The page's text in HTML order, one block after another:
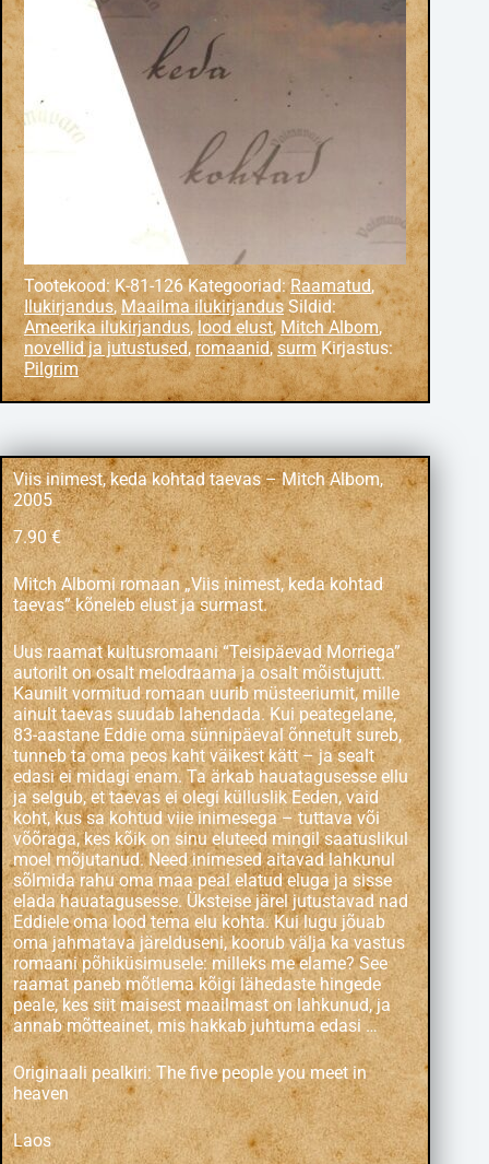
Tootekood:K-81-126 Kategooriad:Raamatud,
Ilukirjandus,Maailma ilukirjandus Sildid:
Ameerika ilukirjandus, lood elust, Mitch Albom,
novellid ja jutustused, romaanid,surm Kirjastus:
Pilgrim
Viis inimest, keda kohtad taevas – Mitch Albom,
2005
7.90€
Mitch Albomi romaan „Viis inimest, keda kohtad
taevas” kõneleb elust ja surmast.
Uus raamat kultusromaani “Teisipäevad Morriega”
autorilt on osalt melodraama ja osalt mõistujutt.
Kaunilt vormitud romaan uurib müsteeriumit, mille
ainult taevas suudab lahendada. Kui peategelane,
83-aastane Eddie oma sünnipäeval õnnetult sureb,
tunneb ta oma peos kaht väikest kätt – ja sealt
edasi ei midagi enam. Ta ärkab hauatagusesse ellu
ja selgub, et taevas ei olegi külluslik Eeden, vaid
koht, kus sa kohtud viie inimesega – tuttava või
võõraga, kes kõik on sinu eluteed mingil saatuslikul
moel mõjutanud. Need inimesed aitavad lahkunul
sõlmida rahu oma maa peal elatud eluga ja sisse
elada hauatagusesse. Üksteise järel jutustavad nad
Eddiele oma lood tema elu kohta. Kui lugu jõuab
oma jahmatava järelduseni, koorub välja ka vastus
romaani põhiküsimusele: milleks me elame? See
raamat paneb mõtlema kõigi lähedaste hingede
peale, kes siit maisest maailmast on lahkunud, ja
annab mõtteainet, mis hakkab juhtuma edasi …
Originaali pealkiri: The five people you meet in
heaven
Laos